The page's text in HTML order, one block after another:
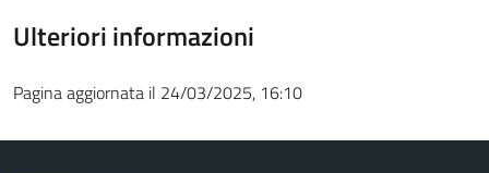
Ulteriori informazioni
Pagina aggiornata il 24/03/2025, 16:10